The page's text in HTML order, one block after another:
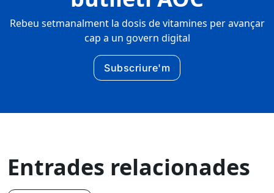
Rebeu setmanalment la dosis de vitamines per avançar
cap a un govern digital
Subscriure'm
Entrades relacionades